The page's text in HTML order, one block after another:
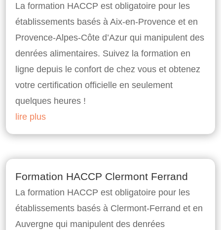
La formation HACCP est obligatoire pour les
établissements basés à Aix-en-Provence et en
Provence-Alpes-Côte d’Azur qui manipulent des
denrées alimentaires. Suivez la formation en
ligne depuis le confort de chez vous et obtenez
votre certification officielle en seulement
quelques heures !
lire plus
Formation HACCP Clermont Ferrand
La formation HACCP est obligatoire pour les
établissements basés à Clermont-Ferrand et en
Auvergne qui manipulent des denrées